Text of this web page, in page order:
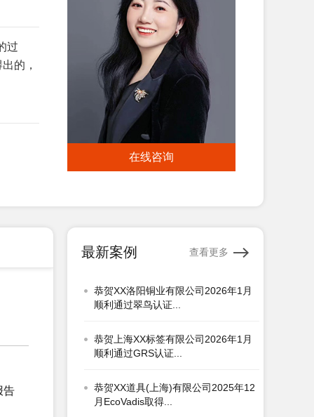
过
的，
在线咨询
告
最新案例 查看更多
恭贺天津市XX标准件厂2026年2月顺
利通过Vitals评估拿到...
恭贺天津XX地毯有限公司2026年2月
顺利通过BSCI验厂...
恭贺淮安XX国际贸易有限公司2026年
1月顺利通过SEDEX-2...
恭贺青岛XX睫毛有限公司2026年1月
恭贺广汉市XX电热器材有限公司2026
恭贺XX洛阳铜业有限公司2026年1月
恭贺上海XX标签有限公司2026年1月
恭贺XX道具(上海)有限公司2025年12
恭贺上海XX翻译有限公司2025年12月